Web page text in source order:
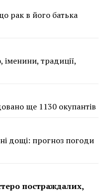
рак в його батька
іменини, традиції,
ще 1130 окупантів
дощі: прогноз погоди
постраждалих,